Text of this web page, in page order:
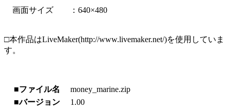
画面サイズ ：640×480
□本作品はLiveMaker(http://www.livemaker.net/)を使用していま
す。
■ファイル名
money_marine.zip
■バージョン
1.00